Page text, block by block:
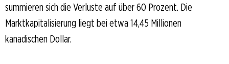
summieren sich die Verluste auf über 60 Prozent. Die
Marktkapitalisierung liegt bei etwa 14,45 Millionen
kanadischen Dollar.